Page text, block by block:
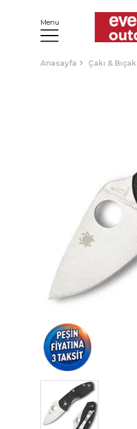
Menu
Anasayfa Çakı & Bıçak